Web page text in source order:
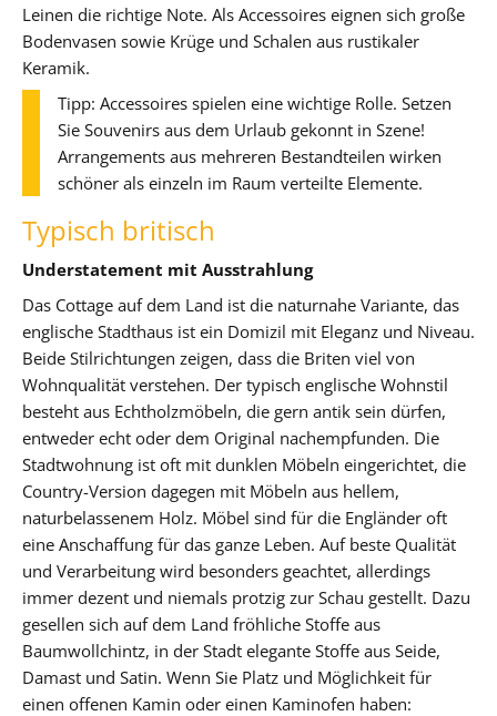
Leinen die richtige Note. Als Accessoires eignen sich große
Bodenvasen sowie Krüge und Schalen aus rustikaler
Keramik.
Tipp: Accessoires spielen eine wichtige Rolle. Setzen
Sie Souvenirs aus dem Urlaub gekonnt in Szene!
Arrangements aus mehreren Bestandteilen wirken
schöner als einzeln im Raum verteilte Elemente.
Typisch britisch
Understatement mit Ausstrahlung
Das Cottage auf dem Land ist die naturnahe Variante, das
englische Stadthaus ist ein Domizil mit Eleganz und Niveau.
Beide Stilrichtungen zeigen, dass die Briten viel von
Wohnqualität verstehen. Der typisch englische Wohnstil
besteht aus Echtholzmöbeln, die gern antik sein dürfen,
entweder echt oder dem Original nachempfunden. Die
Stadtwohnung ist oft mit dunklen Möbeln eingerichtet, die
Country-Version dagegen mit Möbeln aus hellem,
naturbelassenem Holz. Möbel sind für die Engländer oft
eine Anschaffung für das ganze Leben. Auf beste Qualität
und Verarbeitung wird besonders geachtet, allerdings
immer dezent und niemals protzig zur Schau gestellt. Dazu
gesellen sich auf dem Land fröhliche Stoffe aus
Baumwollchintz, in der Stadt elegante Stoffe aus Seide,
Damast und Satin. Wenn Sie Platz und Möglichkeit für
einen offenen Kamin oder einen Kaminofen haben: